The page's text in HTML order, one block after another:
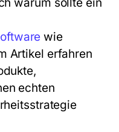
wie
Artikel erfahren
echten